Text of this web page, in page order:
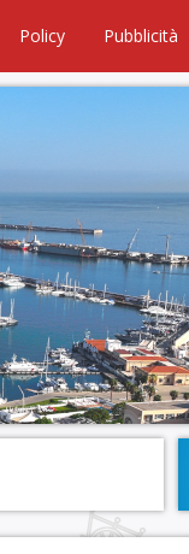
Policy Pubblicità